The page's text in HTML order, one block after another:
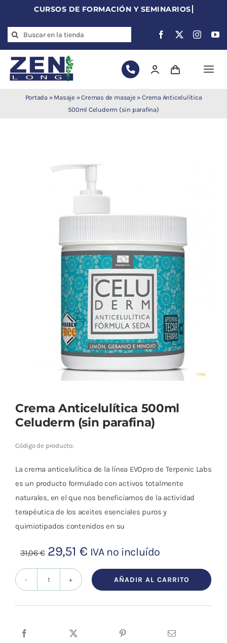
content
Search
for:
Auriculomedicina
enseñanza
Portada » Masaje »Cremas de masaje » Crema Anticelulítica
500ml Celuderm (sin parafina)
Crema Anticelulítica 500ml
Celuderm (sin parafina)
Código de producto:
La crema anticelulítica de la línea EVOpro de Terpenic Labs
es un producto formulado con activos totalmente
naturales, en el que nos beneficiamos de la actividad
terapéutica de los aceites esenciales puros y
quimiotipados contenidos en su
31,06€ El
precio
original
29,51 €El
precio
actual
IVA no incluído
Celuderm
AÑADIR AL CARRITO